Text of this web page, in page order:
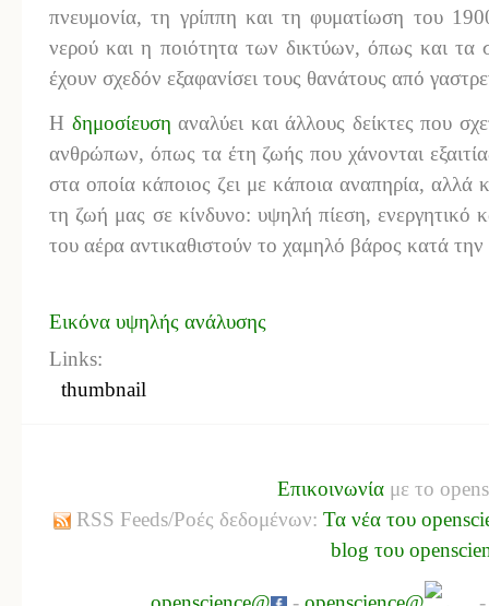
πνευμονία, τη γρίππη και τη φυματίωση του
νερού και η ποιότητα των δικτύων, όπως και τα
έχουν σχεδόν εξαφανίσει τους θανάτους από
Η δημοσίευση αναλύει και άλλους δείκτες που
ανθρώπων, όπως τα έτη ζωής που χάνονται
στα οποία κάποιος ζει με κάποια αναπηρία, αλλά
τη ζωή μας σε κίνδυνο: υψηλή πίεση, ενεργητικό
του αέρα αντικαθιστούν το χαμηλό βάρος κατά την
Εικόνα υψηλής ανάλυσης
Links:
thumbnail
Επικοινωνία με το
RSS Feeds/Ροές δεδομένων: Τα νέα του
blog του